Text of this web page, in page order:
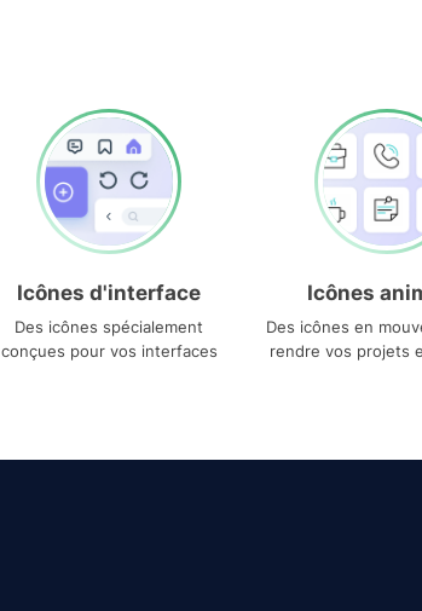
Icônes d'interface
Des icônes spécialement
conçues pour vos interfaces
Icônes
Des icônes en
rendre vos projets